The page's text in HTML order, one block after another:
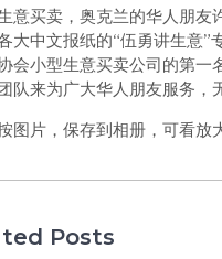
意买卖，奥克兰的华人朋友
大中文报纸的“伍勇讲生意
会小型生意买卖公司的第
队来为广大华人朋友服务，
按图片，保存到相册，可看放
Posts